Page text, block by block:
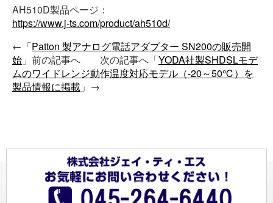
AH510D製品ページ：
https://www.j-ts.com/product/ah510d/
←「Patton 製アナログ電話アダプター SN200の販売開
始 」前の記事へ 次の記事へ「YODA社製SHDSLモデ
ムのワイドレンジ動作温度対応モデル（-20～50℃）を
製品情報に掲載 」→